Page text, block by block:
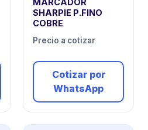
MARCADOR
SHARPIE P.FINO
COBRE
Precio a cotizar
Cotizar por
WhatsApp